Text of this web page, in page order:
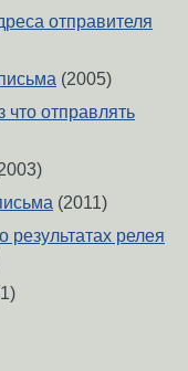
отправителя
(2005)
что отправлять
(2011)
релея